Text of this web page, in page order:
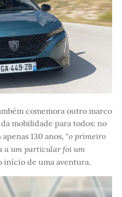
comemora outro marco
mobilidade para todos: no
130 anos, "o primeiro
a um particular foi um
início de uma aventura.